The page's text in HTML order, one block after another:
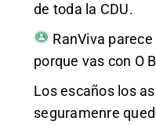
de toda la CDU.
RanViva parece
porque vas con O
Los escaños los
seguramenre